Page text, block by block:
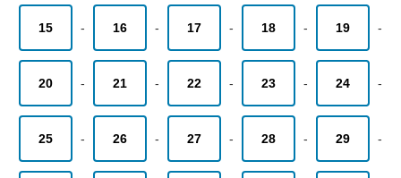
15 - 16 - 17 - 18 - 19 -
20 - 21 - 22 - 23 - 24 -
25 - 26 - 27 - 28 - 29 -